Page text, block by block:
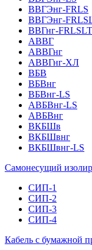
ВВГЭнг-FRLS
ВВГЭнг-
ВВГнг-FRLSLT
АВВГ
АВВГнг
АВВГнг-ХЛ
ВБВ
ВБВнг
ВБВнг-LS
АВБВнг-LS
АВБВнг
ВКБШв
ВКБШвнг
ВКБШвнг-LS
Самонесущий
СИП-1
СИП-2
СИП-3
СИП-4
Кабель с бумажной